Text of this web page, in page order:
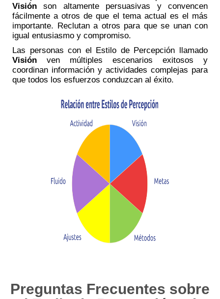
Visión son altamente persuasivas y convencen
fácilmente a otros de que el tema actual es el más
importante. Reclutan a otros para que se unan con
igual entusiasmo y compromiso.
Las personas con el Estilo de Percepción llamado
Visión ven múltiples escenarios exitosos y
coordinan información y actividades complejas para
que todos los esfuerzos conduzcan al éxito.
Preguntas Frecuentes sobre